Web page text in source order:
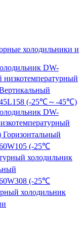
холодильники и
DW-
низкотемпературный
45L158 (-25℃～-45℃)
DW-
Горизонтальный
(-25℃
холодильник
(-25℃
холодильник